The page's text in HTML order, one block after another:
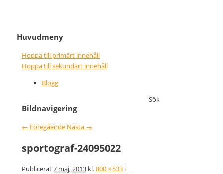
Nice wins nothing
faster
Huvudmeny
Hoppa till primärt innehåll
Hoppa till sekundärt innehåll
Blogg
Bildnavigering
← Föregående Nästa →
sportograf-24095022
Publicerat7 maj, 2013kl.800 × 533i
Sök